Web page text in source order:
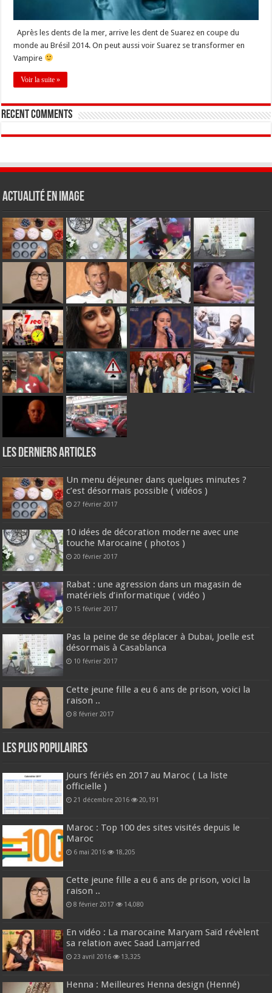
Après les dents de la mer, arrive les dent de Suarez en coupe du
monde au Brésil 2014. On peut aussi voir Suarez se transformer en
Vampire
Voir la suite »
Recent Comments
Actualité en Image
Les derniers articles
Un menu déjeuner dans quelques minutes ?
c’est désormais possible ( vidéos )
27 février 2017
10 idées de décoration moderne avec une
touche Marocaine ( photos )
20 février 2017
Rabat : une agression dans un magasin de
matériels d’informatique ( vidéo )
15 février 2017
Pas la peine de se déplacer à Dubai, Joelle est
désormais à Casablanca
10 février 2017
Cette jeune fille a eu 6 ans de prison, voici la
raison ..
8 février 2017
Les plus populaires
Jours fériés en 2017 au Maroc ( La liste
officielle )
21 décembre 2016 20,191
Maroc : Top 100 des sites visités depuis le
Maroc
6 mai 2016 18,205
Cette jeune fille a eu 6 ans de prison, voici la
raison ..
8 février 2017 14,080
En vidéo : La marocaine Maryam Saïd révèlent
sa relation avec Saad Lamjarred
23 avril 2016 13,325
Henna : Meilleures Henna design (Henné)